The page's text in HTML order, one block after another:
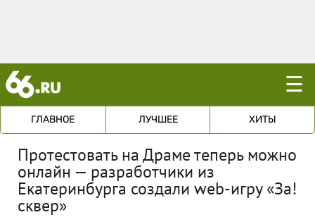
☰
ГЛАВНОЕ ЛУЧШЕЕ ХИТЫ
Протестовать на Драме теперь можно
онлайн — разработчики из
Екатеринбурга создали web-игру «За!
сквер»